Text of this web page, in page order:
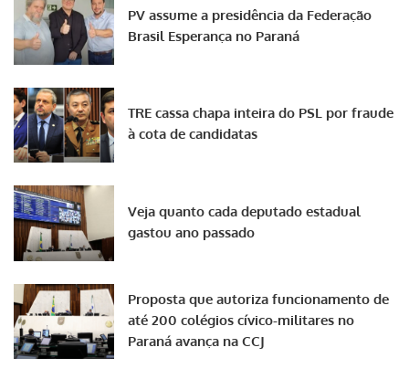
PV assume a presidência da Federação
Brasil Esperança no Paraná
TRE cassa chapa inteira do PSL por fraude
à cota de candidatas
Veja quanto cada deputado estadual
gastou ano passado
Proposta que autoriza funcionamento de
até 200 colégios cívico-militares no
Paraná avança na CCJ